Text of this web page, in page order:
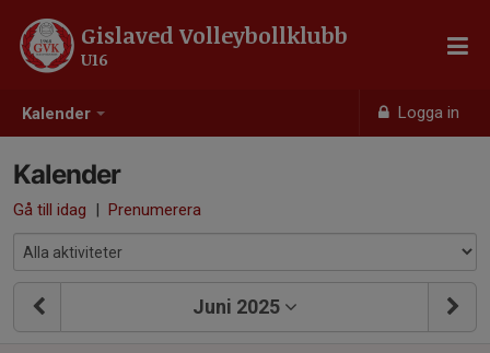
Kalender Logga in
Gislaved Volleybollklubb
U16
Kalender
Gå till idag | Prenumerera
Juni 2025